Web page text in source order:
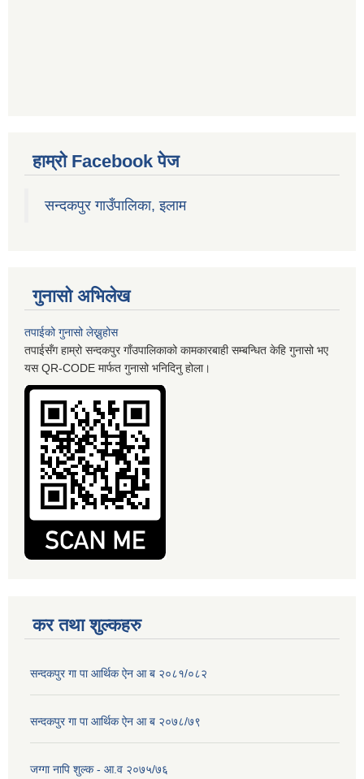
हाम्रो Facebook पेज
सन्दकपुर गाउँपालिका, इलाम
गुनासो अभिलेख
तपाईको गुनासो लेख्नुहोस
तपाईसँग हाम्रो सन्दकपुर गाँउपालिकाको कामकारबाही सम्बन्धित केहि गुनासो भए
यस QR-CODE मार्फत गुनासो भनिदिनु होला।
कर तथा शुल्कहरु
सन्दकपुर गा पा आर्थिक ऐन आ ब २०८१/०८२
सन्दकपुर गा पा आर्थिक ऐन आ ब २०७८/७९
जग्गा नापि शुल्क - आ.व २०७५/७६